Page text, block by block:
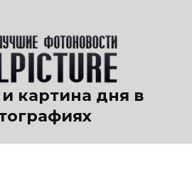
картина дня в